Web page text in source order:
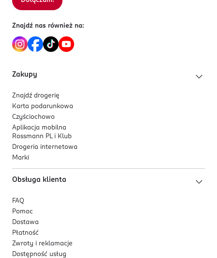
Znajdź nas również na:
Zakupy
Znajdź drogerię
Karta podarunkowa
Czyściochowo
Aplikacja mobilna
Rossmann PL i Klub
Drogeria internetowa
Marki
Obsługa klienta
FAQ
Pomoc
Dostawa
Płatność
Zwroty i reklamacje
Dostępność usług